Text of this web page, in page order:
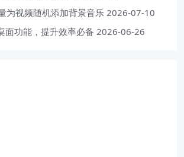
为视频随机添加背景音乐 2026-07-10
面功能，提升效率必备 2026-06-26